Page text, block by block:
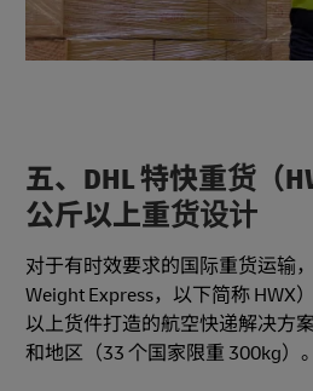
五、DHL 特快重货（
公斤以上重货设计
对于有时效要求的国际重货运输
Weight Express，以下简称 HWX
以上货件打造的航空快递解决方
和地区（33 个国家限重 300kg）。